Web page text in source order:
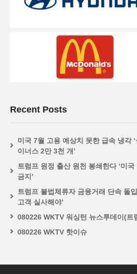
Recent Posts
미국 7월 고용 예상치 못한 급속 냉각
이너스 2만 3천 개’
트럼프 원정 출산 원천 봉쇄한다 ‘미
금지’
트럼프 불법체류자 금융거래 단속 돌
고객 실사해야’
080226 WKTV 워싱턴 뉴스투데이(트
080226 WKTV 핫이슈